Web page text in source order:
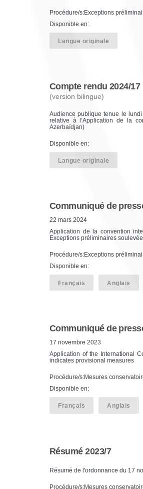
Procédure/s:Exceptions
Disponible en:
Langue originale
Compte rendu 2024/17
(version bilingue)
Audience publique tenue le
relative à l’Application de la
Azerbaïdjan)
Disponible en:
Langue originale
Communiqué de
22 mars 2024
Application de la convention
Exceptions préliminaires
Procédure/s:Exceptions
Disponible en:
Français Anglais
Communiqué de
17 novembre 2023
Application of the International
indicates provisional measures
Procédure/s:Mesures
Disponible en:
Français Anglais
Résumé 2023/7
Résumé de l'ordonnance du 17
Procédure/s:Mesures